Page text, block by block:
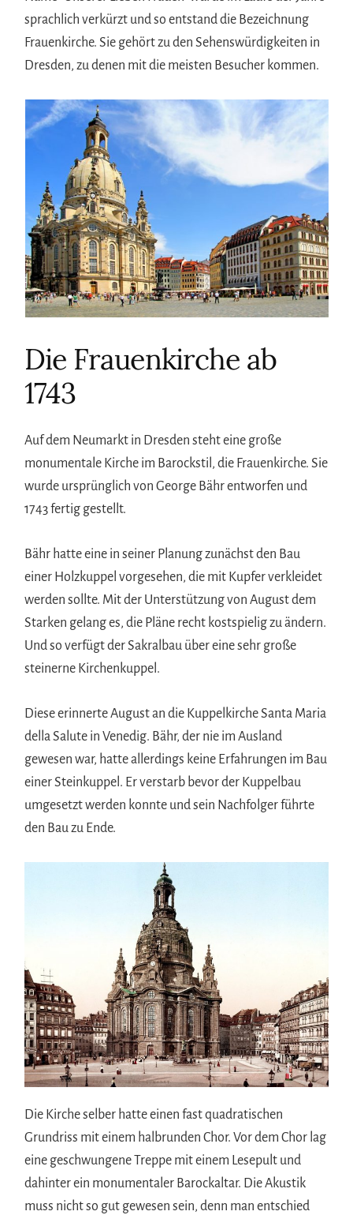
sprachlich verkürzt und so entstand die Bezeichnung
Frauenkirche. Sie gehört zu den Sehenswürdigkeiten in
Dresden, zu denen mit die meisten Besucher kommen.
Die Frauenkirche ab
1743
Auf dem Neumarkt in Dresden steht eine große
monumentale Kirche im Barockstil, die Frauenkirche. Sie
wurde ursprünglich von George Bähr entworfen und
1743 fertig gestellt.
Bähr hatte eine in seiner Planung zunächst den Bau
einer Holzkuppel vorgesehen, die mit Kupfer verkleidet
werden sollte. Mit der Unterstützung von August dem
Starken gelang es, die Pläne recht kostspielig zu ändern.
Und so verfügt der Sakralbau über eine sehr große
steinerne Kirchenkuppel.
Diese erinnerte August an die Kuppelkirche Santa Maria
della Salute in Venedig. Bähr, der nie im Ausland
gewesen war, hatte allerdings keine Erfahrungen im Bau
einer Steinkuppel. Er verstarb bevor der Kuppelbau
umgesetzt werden konnte und sein Nachfolger führte
den Bau zu Ende.
Die Kirche selber hatte einen fast quadratischen
Grundriss mit einem halbrunden Chor. Vor dem Chor lag
eine geschwungene Treppe mit einem Lesepult und
dahinter ein monumentaler Barockaltar. Die Akustik
muss nicht so gut gewesen sein, denn man entschied